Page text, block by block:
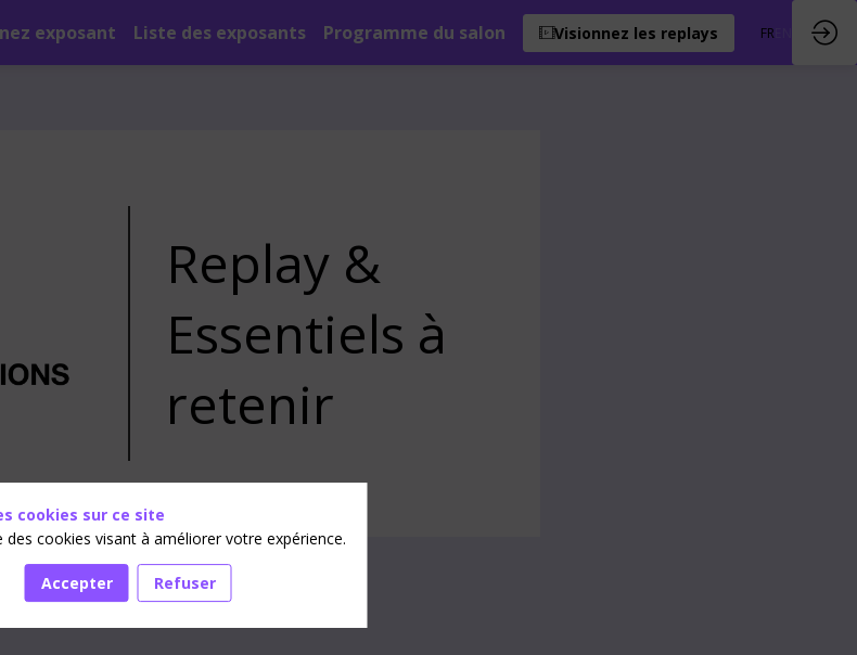
exposant Liste des exposants Programme du salon Visionnez les replays FR
Replay &
Essentiels à
retenir
cookies sur ce site
des cookies visant à améliorer votre expérience.
Accepter Refuser